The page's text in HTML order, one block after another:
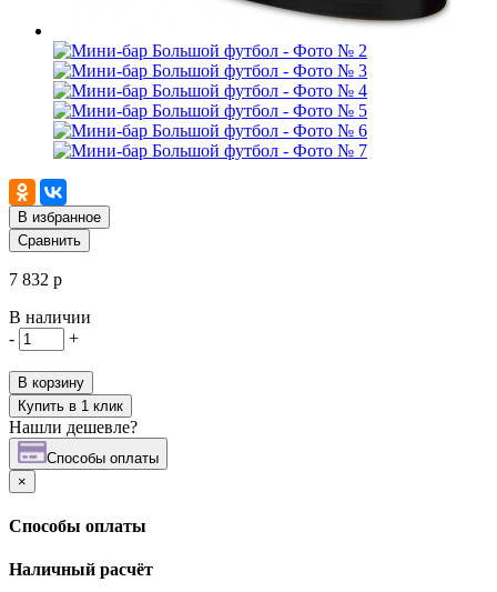
В избранное
Сравнить
7 832 р
В наличии
-
+
В корзину
Купить в 1 клик
Нашли дешевле?
Cпособы оплаты
×
Cпособы оплаты
Наличный расчёт